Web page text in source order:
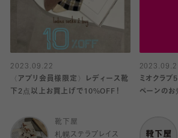
2023.09.22
〈アプリ会員様限定〉レディース靴
下2点以上お買上げで10%OFF！
靴下屋
札幌ステラプレイス
ミオクラブ
ペーンのお